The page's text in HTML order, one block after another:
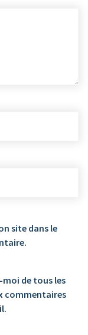
site dans le
moi de tous les
commentaires